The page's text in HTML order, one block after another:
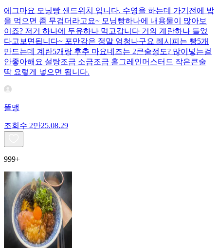
에그마요 모닝빵 샌드위치 입니다. 수영을 하는데 가기전에 밥
을 먹으면 좀 무겁더라고요~ 모닝빵하나에 내용물이 많아보
이죠? 저거 하나에 두유하나 먹고갑니다 거의 계란하나 들었
다고보면됩니다~ 포만감은 정말 엄청나구요 레시피는 빵5개
만드는데 계란5개랑 후추 마요네즈는 2큰술정도? 많이넣는걸
안좋아해요 설탕조금 소금조금 홀그레인머스터드 작은큰술
딱 요렇게 넣으면 됩니다.
똘맹
조회수 2만25.08.29
999+